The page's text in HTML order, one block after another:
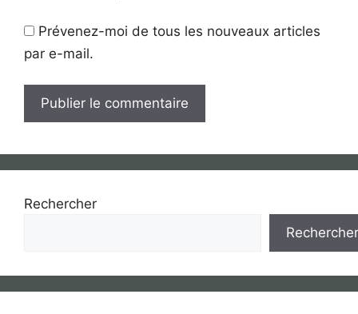
Prévenez-moi de tous les nouveaux articles
par e-mail.
Rechercher
Rechercher